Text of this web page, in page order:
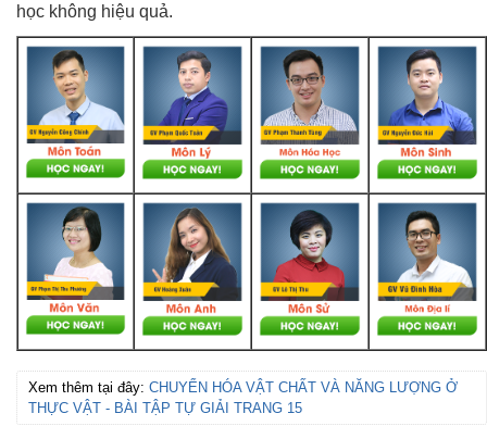
học không hiệu quả.
Xem thêm tại đây: CHUYỂN HÓA VẬT CHẤT VÀ NĂNG LƯỢNG Ở
THỰC VẬT - BÀI TẬP TỰ GIẢI TRANG 15